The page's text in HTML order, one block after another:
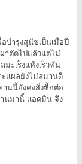
อบำรุงสุนัขเป็นเมื่อปี
าตัดไปแล้วแต่ไม่
ะเร็งแห้งเร็วทัน
ะแผลยังไม่สมานดี
านนี้ยังคงสั่งซื้อต่อ
านมานี้ แอดมิน จึง